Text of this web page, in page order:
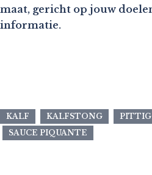
maat, gericht op jouw
informatie.
KALF KALFSTONG PITTIG
SAUCE PIQUANTE